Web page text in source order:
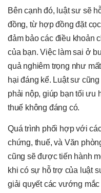
Bên cạnh đó, luật sư sẽ
đồng, từ hợp đồng đặt
đảm bảo các điều khoản
của bạn. Việc làm sai ở
quả nghiêm trọng như
hại đáng kể. Luật sư
phải nộp, giúp bạn tối ưu
thuế không đáng có.
Quá trình phối hợp với
chứng, thuế, và Văn
cũng sẽ được tiến hành
khi có sự hỗ trợ của luật
giải quyết các vướng